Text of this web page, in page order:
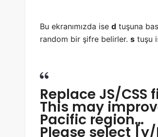
Bu ekranımızda ise d tuşuna
random bir şifre belirler. s tuşu
Replace JS/CSS
This may
Pacific region…
Please select